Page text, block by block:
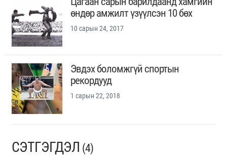
өндөр амжилт үзүүлсэн 10 бөх
10 сарын 24, 2017
Эвдэх боломжгүй спортын
рекордууд
1 сарын 22, 2018
СЭТГЭГДЭЛ (4)